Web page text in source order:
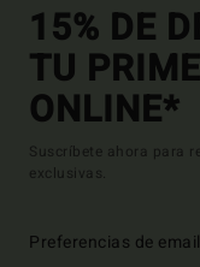
15% DE
TU
ONLINE*
Suscríbete ahora para
exclusivas.
Preferencias de email